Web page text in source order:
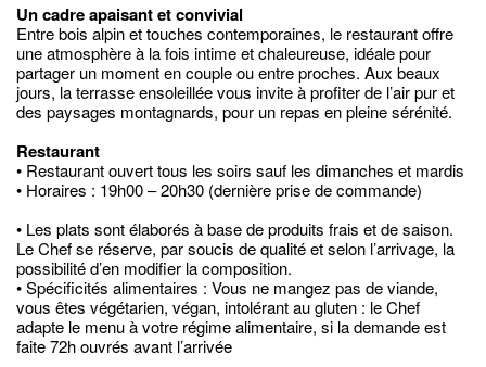
Un cadre apaisant et convivial
Entre bois alpin et touches contemporaines, le restaurant offre
une atmosphère à la fois intime et chaleureuse, idéale pour
partager un moment en couple ou entre proches. Aux beaux
jours, la terrasse ensoleillée vous invite à profiter de l’air pur et
des paysages montagnards, pour un repas en pleine sérénité.
Restaurant
• Restaurant ouvert tous les soirs sauf les dimanches et mardis
• Horaires : 19h00 – 20h30 (dernière prise de commande)
• Les plats sont élaborés à base de produits frais et de saison.
Le Chef se réserve, par soucis de qualité et selon l’arrivage, la
possibilité d’en modifier la composition.
• Spécificités alimentaires : Vous ne mangez pas de viande,
vous êtes végétarien, végan, intolérant au gluten : le Chef
adapte le menu à votre régime alimentaire, si la demande est
faite 72h ouvrés avant l’arrivée